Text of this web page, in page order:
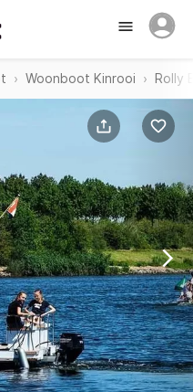
Woonboot Kinrooi Rolly